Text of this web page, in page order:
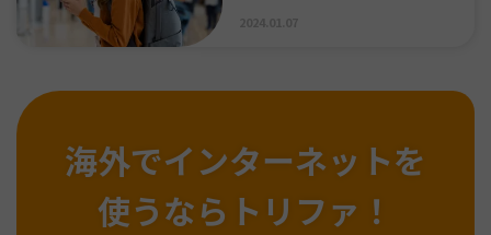
海外でインターネットを
使うならトリファ！